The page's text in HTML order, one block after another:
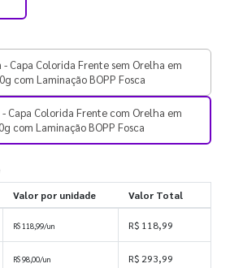
Capa Colorida Frente sem Orelha em
com Laminação BOPP Fosca
Capa Colorida Frente com Orelha em
com Laminação BOPP Fosca
Valor por unidade Valor Total
R$ 118,99/un R$ 118,99
R$ 98,00/un R$ 293,99